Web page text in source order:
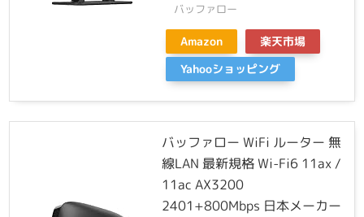
バッファロー
Amazon
楽天市場
Yahooショッピング
バッファロー WiFi ルーター 無
線LAN 最新規格 Wi-Fi6 11ax /
11ac AX3200
2401+800Mbps 日本メーカー